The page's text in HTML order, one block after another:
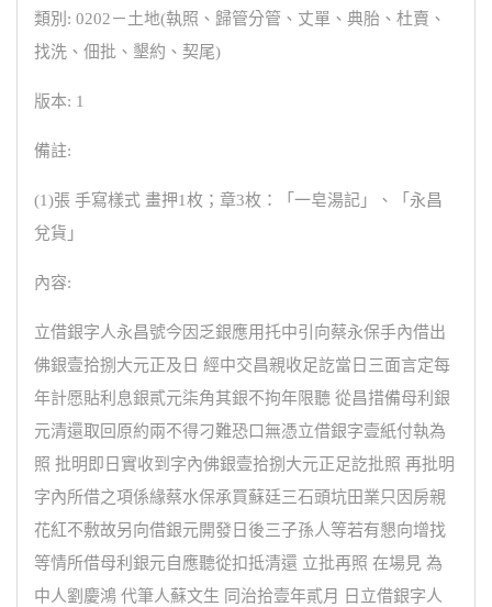
類別: 0202－土地(執照、歸管分管、丈單、典胎、杜賣、
找洗、佃批、墾約、契尾)
版本: 1
備註:
(1)張 手寫樣式 畫押1枚；章3枚：「一皂湯記」、「永昌
兌貨」
內容:
立借銀字人永昌號今因乏銀應用托中引向蔡永保手內借出
佛銀壹拾捌大元正及日 經中交昌親收足訖當日三面言定每
年計愿貼利息銀貳元柒角其銀不拘年限聽 從昌措備母利銀
元清還取回原約兩不得刁難恐口無憑立借銀字壹紙付執為
照 批明即日實收到字內佛銀壹拾捌大元正足訖批照 再批明
字內所借之項係緣蔡水保承買蘇廷三石頭坑田業只因房親
花紅不敷故另向借銀元開發日後三子孫人等若有懇向增找
等情所借母利銀元自應聽從扣抵清還 立批再照 在場見 為
中人劉慶鴻 代筆人蘇文生 同治拾壹年貳月 日立借銀字人